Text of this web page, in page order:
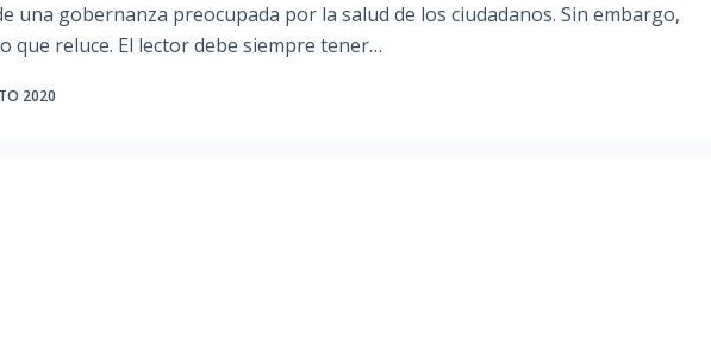
una gobernanza preocupada por la salud de los ciudadanos. Sin embargo,
que reluce. El lector debe siempre tener…
2020